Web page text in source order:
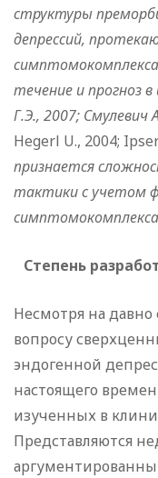
структуры
депрессий,
течение и прогноз
Г.Э., 2007; Смулевич
Hegerl U., 2004;
признается
тактики с учетом
Степень
Несмотря на
вопросу
эндогенной
настоящего
изученных в
Представляются